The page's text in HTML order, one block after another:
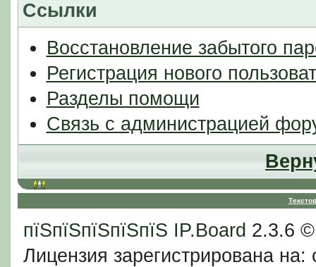
Ссылки
Восстановление забытого
Регистрация нового
Разделы помощи
Связь с администрацией
пїЅпїЅпїЅпїЅпїЅ IP.Board 2.3.6
Лицензия зарегистрирована